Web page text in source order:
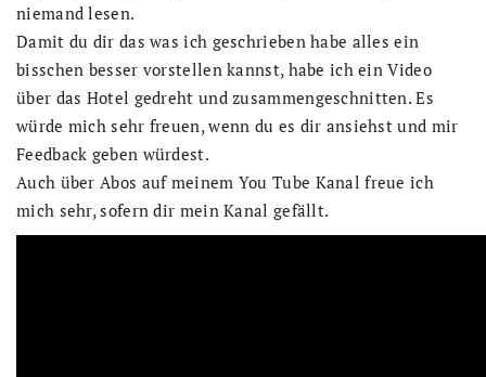
niemand lesen.
Damit du dir das was ich geschrieben habe alles ein
bisschen besser vorstellen kannst, habe ich ein Video
über das Hotel gedreht und zusammengeschnitten. Es
würde mich sehr freuen, wenn du es dir ansiehst und mir
Feedback geben würdest.
Auch über Abos auf meinem You Tube Kanal freue ich
mich sehr, sofern dir mein Kanal gefällt.